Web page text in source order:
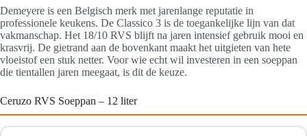
Demeyere is een Belgisch merk met jarenlange reputatie in
professionele keukens. De Classico 3 is de toegankelijke lijn van dat
vakmanschap. Het 18/10 RVS blijft na jaren intensief gebruik mooi en
krasvrij. De gietrand aan de bovenkant maakt het uitgieten van hete
vloeistof een stuk netter. Voor wie echt wil investeren in een soeppan
die tientallen jaren meegaat, is dit de keuze.
Ceruzo RVS Soeppan – 12 liter